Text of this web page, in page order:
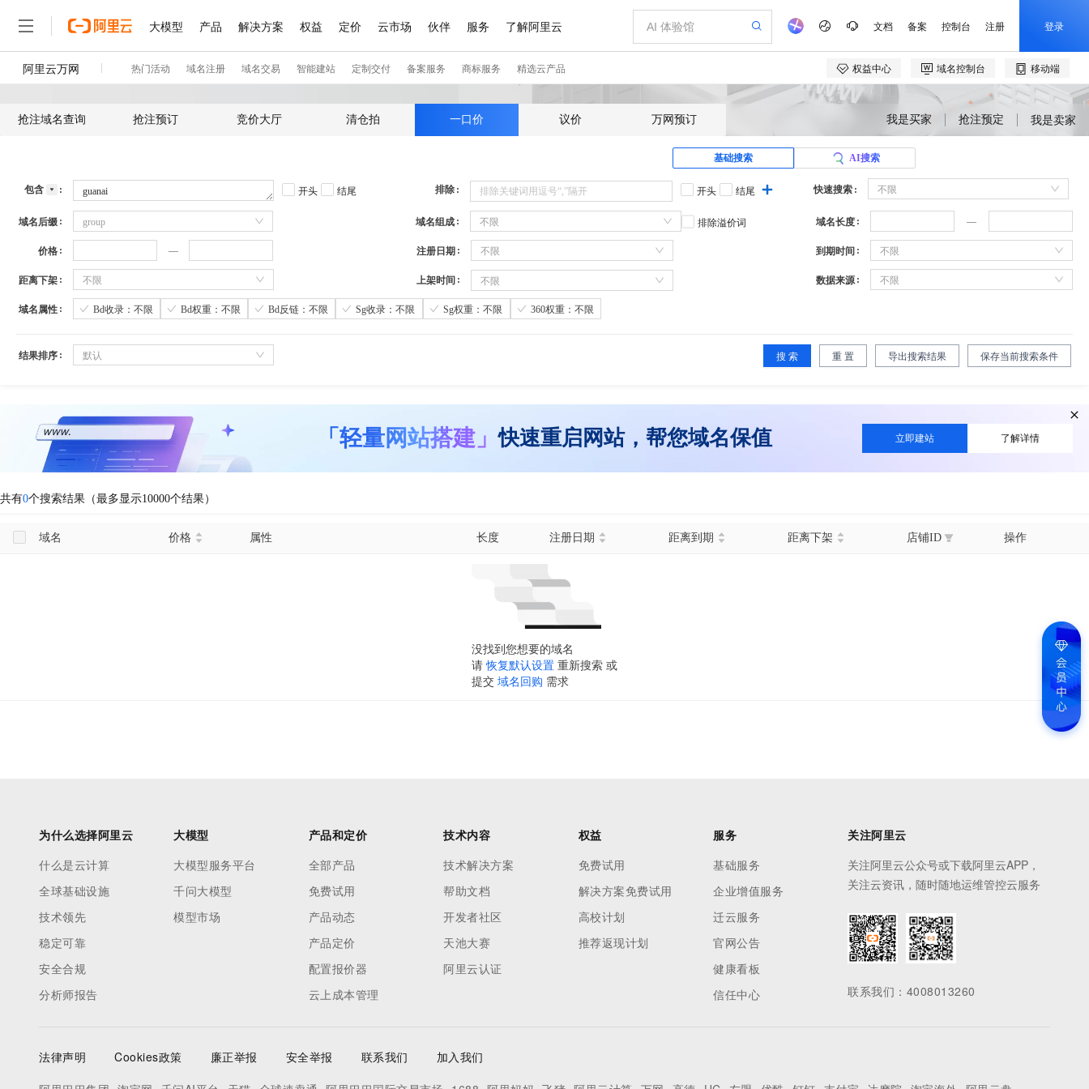
抢注域名查询 抢注预订 竞价大厅 清仓拍 一口价 议价 万网预订 我是买家 抢注预定 我是卖家
基础搜索 AI搜索
包含 开头 结尾 排除 开头 结尾 快速搜索 不限
域名后缀 group 域名组成 不限 排除溢价词 域名长度
价格 注册日期 不限 到期时间 不限
距离下架 不限 上架时间 不限 数据来源 不限
域名属性 Bd收录：不限 Bd权重：不限 Bd反链：不限 Sg收录：不限 Sg权重：不限 360权重：不限
结果排序 默认 搜 索 重 置 导出搜索结果 保存当前搜索条件
「轻量网站搭建」快速重启网站，帮您域名保值 立即建站 了解详情
共有0个搜索结果（最多显示10000个结果）
域名 价格 属性 长度 注册日期 距离到期 距离下架 店铺ID 操作
没找到您想要的域名
请 恢复默认设置 重新搜索 或
提交 域名回购 需求